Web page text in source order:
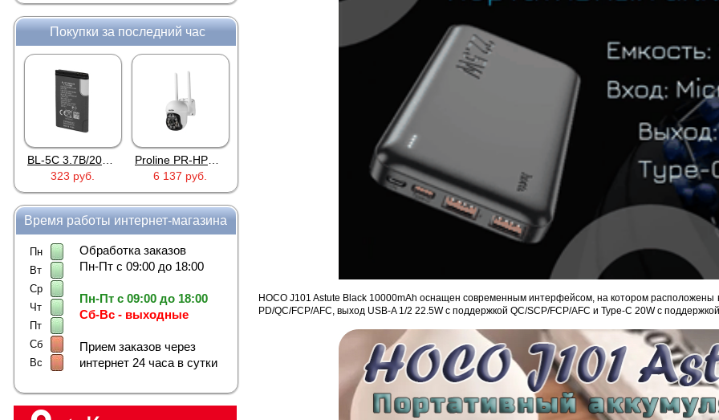
Покупки за последний час
BL-5C 3.7В/2000мАч
Proline PR-HPT615TY
6 137 руб.
Proline PR-IM2045FCX
7 635 руб.
468 руб.
1 048 руб.
Время работы интернет-магазина
Пн
Вт
Ср
Чт
Пт
Сб
Вс
Обработка заказов
Пн-Пт с 09:00 до 18:00
Пн-Пт с 09:00 до 18:00
Сб-Вс - выходные
Прием заказов через
интернет 24 часа в сутки
HOCO J101 Astute Black 10000mAh оснащен современным интерфейсом, на котором расположены
PD/QC/FCP/AFC, выход USB-A 1/2 22.5W с поддержкой QC/SCP/FCP/AFC и Type-C 20W с